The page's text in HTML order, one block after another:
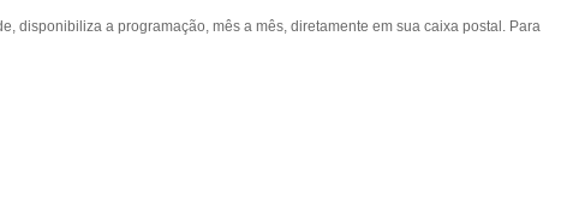
disponibiliza a programação, mês a mês, diretamente em sua caixa postal. Para